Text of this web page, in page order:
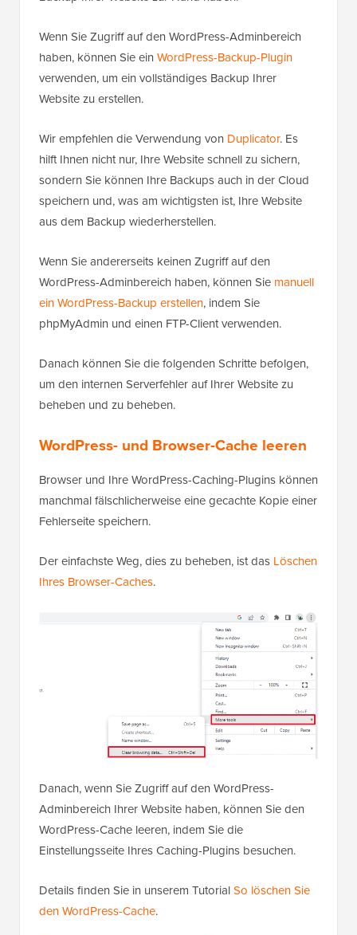
Wenn Sie Zugriff auf den WordPress-Adminbereich
haben, können Sie ein WordPress-Backup-Plugin
verwenden, um ein vollständiges Backup Ihrer
Website zu erstellen.
Wir empfehlen die Verwendung von Duplicator. Es
hilft Ihnen nicht nur, Ihre Website schnell zu sichern,
sondern Sie können Ihre Backups auch in der Cloud
speichern und, was am wichtigsten ist, Ihre Website
aus dem Backup wiederherstellen.
Wenn Sie andererseits keinen Zugriff auf den
WordPress-Adminbereich haben, können Sie manuell
ein WordPress-Backup erstellen, indem Sie
phpMyAdmin und einen FTP-Client verwenden.
Danach können Sie die folgenden Schritte befolgen,
um den internen Serverfehler auf Ihrer Website zu
beheben und zu beheben.
WordPress- und Browser-Cache leeren
Browser und Ihre WordPress-Caching-Plugins können
manchmal fälschlicherweise eine gecachte Kopie einer
Fehlerseite speichern.
Der einfachste Weg, dies zu beheben, ist das Löschen
Ihres Browser-Caches.
Danach, wenn Sie Zugriff auf den WordPress-
Adminbereich Ihrer Website haben, können Sie den
WordPress-Cache leeren, indem Sie die
Einstellungsseite Ihres Caching-Plugins besuchen.
Details finden Sie in unserem TutorialSo löschen Sie
den WordPress-Cache.